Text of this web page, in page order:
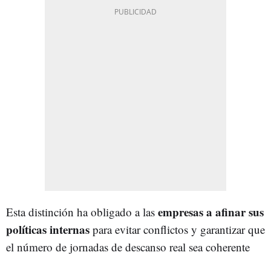
Esta distinción ha obligado a las empresas a afinar sus
políticas internas para evitar conflictos y garantizar que
el número de jornadas de descanso real sea coherente